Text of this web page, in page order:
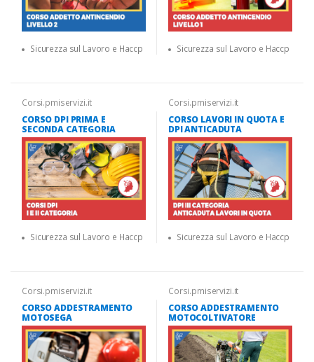
Sicurezza sul Lavoro e Haccp Sicurezza sul Lavoro e Haccp
Corsi.pmiservizi.it
CORSO DPI PRIMA E
SECONDA CATEGORIA
Sicurezza sul Lavoro e Haccp
Corsi.pmiservizi.it
CORSO LAVORI IN QUOTA E
DPI ANTICADUTA
Sicurezza sul Lavoro e Haccp
Corsi.pmiservizi.it
CORSO ADDESTRAMENTO
MOTOSEGA
Corsi.pmiservizi.it
CORSO ADDESTRAMENTO
MOTOCOLTIVATORE